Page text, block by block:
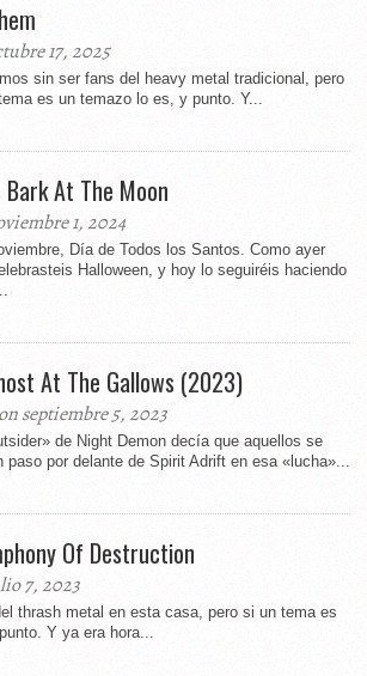
17, 2025
sin ser fans del heavy metal tradicional, pero
es un temazo lo es, y punto. Y...
At The Moon
1, 2024
Día de Todos los Santos. Como ayer
Halloween, y hoy lo seguiréis haciendo
At The Gallows (2023)
septiembre 5, 2023
de Night Demon decía que aquellos se
paso por delante de Spirit Adrift en esa «lucha»...
Of Destruction
7, 2023
thrash metal en esta casa, pero si un tema es
Y ya era hora...